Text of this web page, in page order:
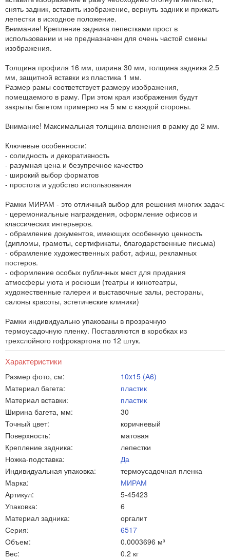
снять задник, вставить изображение, вернуть задник и прижать
лепестки в исходное положение.
Внимание! Крепление задника лепестками прост в
использовании и не предназначен для очень частой смены
изображения.
Толщина профиля 16 мм, ширина 30 мм, толщина задника 2.5
мм, защитной вставки из пластика 1 мм.
Размер рамы соответствует размеру изображения,
помещаемого в раму. При этом края изображения будут
закрыты багетом примерно на 5 мм с каждой стороны.
Внимание! Максимальная толщина вложения в рамку до 2 мм.
Ключевые особенности:
- солидность и декоративность
- разумная цена и безупречное качество
- широкий выбор форматов
- простота и удобство использования
Рамки МИРАМ - это отличный выбор для решения многих задач:
- церемониальные награждения, оформление офисов и
классических интерьеров.
- обрамление документов, имеющих особенную ценность
(дипломы, грамоты, сертификаты, благодарственные письма)
- обрамление художественных работ, афиш, рекламных
постеров.
- оформление особых публичных мест для придания
атмосферы уюта и роскоши (театры и кинотеатры,
художественные галереи и выставочные залы, рестораны,
салоны красоты, эстетические клиники)
Рамки индивидуально упакованы в прозрачную
термоусадочную пленку. Поставляются в коробках из
трехслойного гофрокартона по 12 штук.
Характеристики
Размер фото, см:
10x15 (А6)
Материал багета:
пластик
Материал вставки:
пластик
Ширина багета, мм:
30
Точный цвет:
коричневый
Поверхность:
матовая
Крепление задника:
лепестки
Ножка-подставка:
Да
Индивидуальная упаковка:
термоусадочная пленка
Марка:
МИРАМ
Артикул:
5-45423
Упаковка:
6
Материал задника:
оргалит
Серия:
6517
Объем:
0.0003696 м³
Вес:
0.2 кг